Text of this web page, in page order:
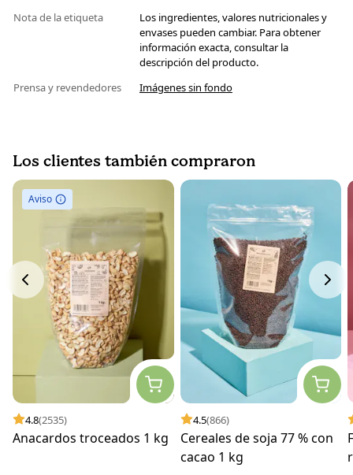
Nota de la etiqueta
Los ingredientes, valores nutricionales y
envases pueden cambiar. Para obtener
información exacta, consultar la
descripción del producto.
Prensa y revendedores
Imágenes sin fondo
Los clientes también compraron
Aviso
4.8(2535)
Anacardos troceados 1 kg
4.5(866)
Cereales de soja 77 % con
cacao 1 kg